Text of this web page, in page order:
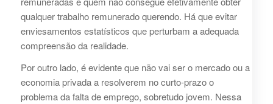
qualquer trabalho remunerado querendo. Há que evitar
enviesamentos estatísticos que perturbam a adequada
compreensão da realidade.
Por outro lado, é evidente que não vai ser o mercado ou a
economia privada a resolverem no curto-prazo o
problema da falta de emprego, sobretudo jovem. Nessa